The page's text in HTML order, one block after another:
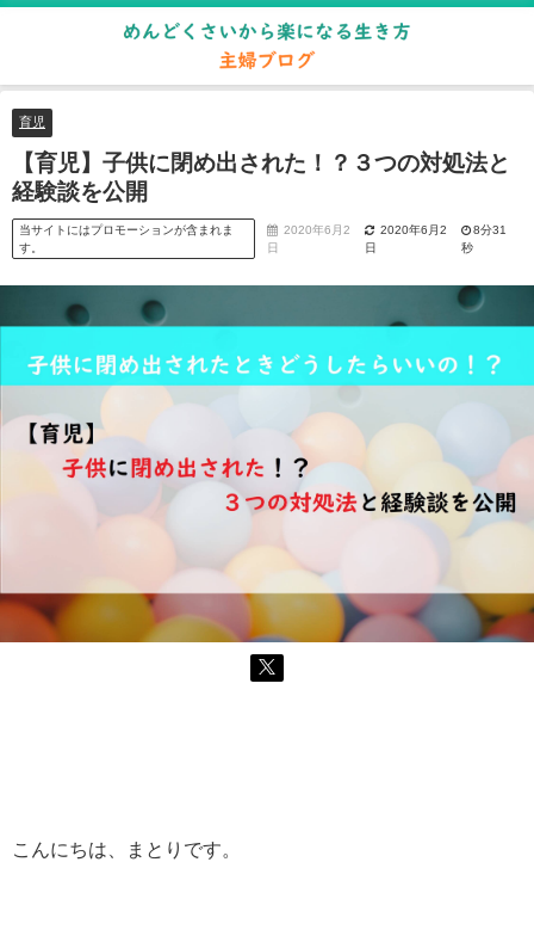
育児
【育児】子供に閉め出された！？３つの対処法と
経験談を公開
当サイトにはプロモーションが含まれま
す。
2020年6月2
日
2020年6月2
日
8分31
秒
こんにちは、まとりです。